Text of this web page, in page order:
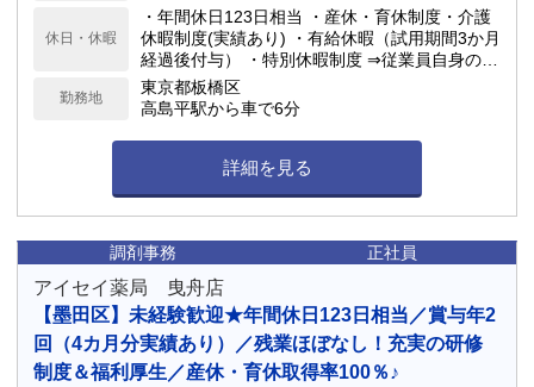
フト制のため繁忙期以外、殆ど残業はありませ
ん ※日祝勤務の場合は日祝出勤手当3,000円を
支給します
休日・休暇
・年間休日123日相当 ・産休・育休制度・介護
休暇制度(実績あり) ・有給休暇（試用期間3か月
経過後付与） ・特別休暇制度 ⇒従業員自身の結
婚時：5日間 ⇒配偶者の出産時：3日間 ⇒忌引き
休暇：最大7日間
勤務地
東京都板橋区
高島平駅から車で6分
詳細を見る
調剤事務 正社員
アイセイ薬局 曳舟店
【墨田区】未経験歓迎★年間休日123日相当／賞与年2
回（4カ月分実績あり）／残業ほぼなし！充実の研修
制度＆福利厚生／産休・育休取得率100％♪